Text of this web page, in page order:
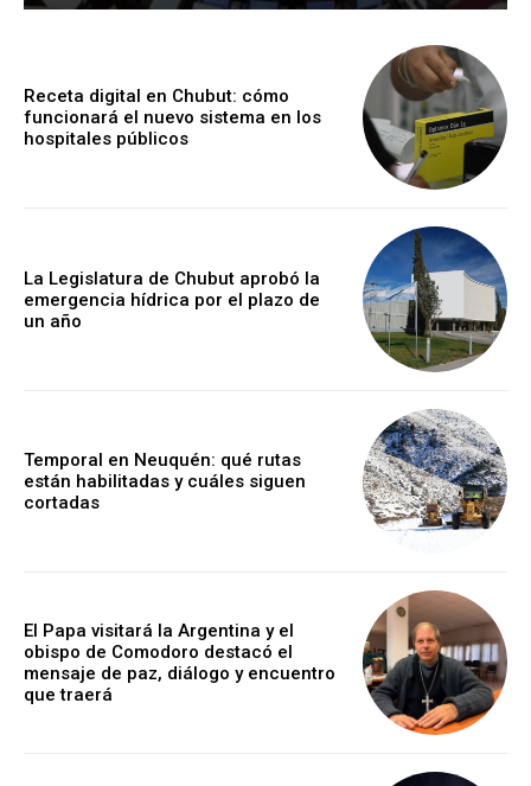
Receta digital en Chubut: cómo
funcionará el nuevo sistema en los
hospitales públicos
La Legislatura de Chubut aprobó la
emergencia hídrica por el plazo de
un año
Temporal en Neuquén: qué rutas
están habilitadas y cuáles siguen
cortadas
El Papa visitará la Argentina y el
obispo de Comodoro destacó el
mensaje de paz, diálogo y encuentro
que traerá